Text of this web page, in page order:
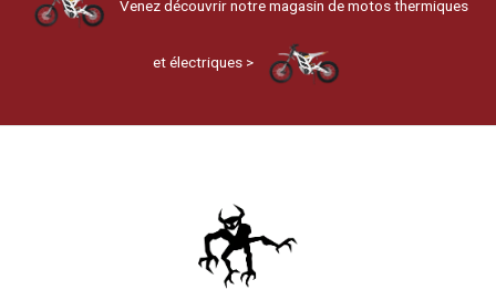
Venez découvrir notre magasin de motos thermiques
et électriques >